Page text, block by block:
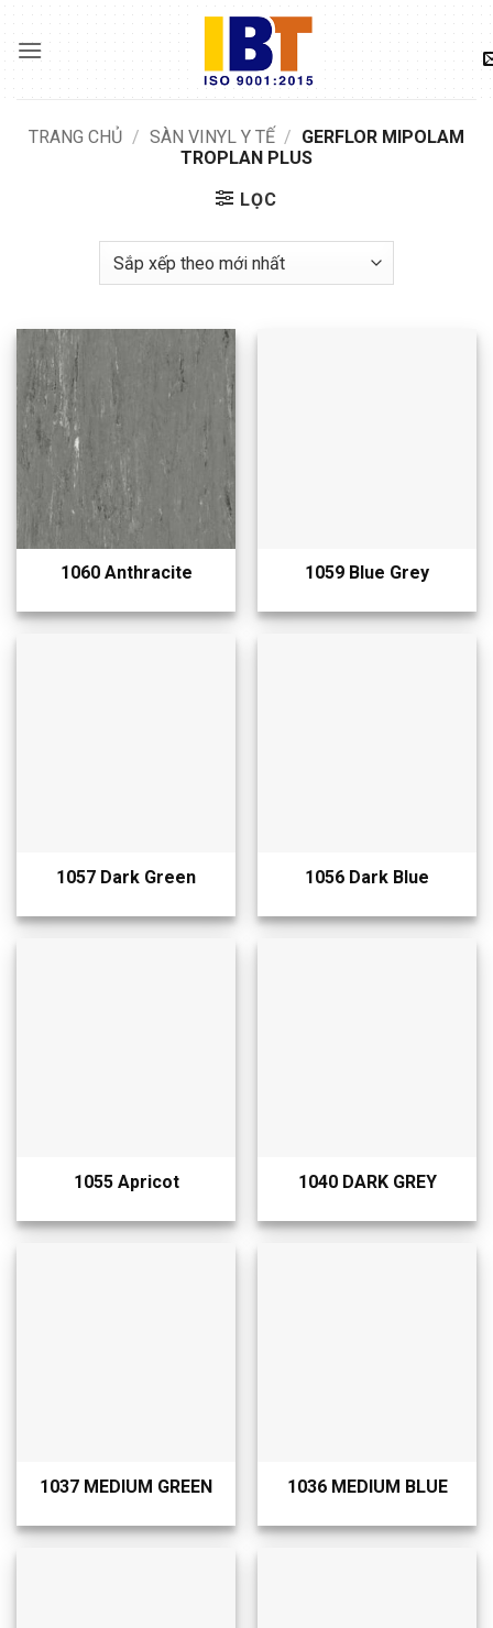
Skip
to
content
TRANG CHỦ / SÀN VINYL Y TẾ / GERFLOR MIPOLAM
TROPLAN PLUS
LỌC
1060 Anthracite 1059 Blue Grey
1057 Dark Green 1056 Dark Blue
1055 Apricot 1040 DARK GREY
1037 MEDIUM GREEN 1036 MEDIUM BLUE